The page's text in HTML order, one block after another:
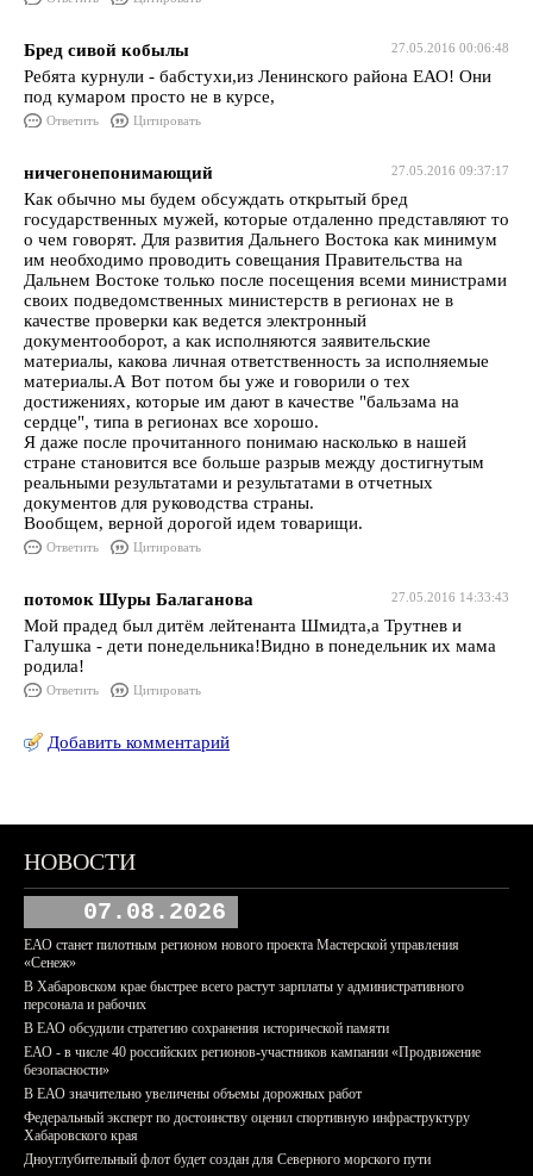
27.05.2016 00:06:48
Бред сивой кобылы
Ребята курнули - бабстухи,из Ленинского района ЕАО! Они
под кумаром просто не в курсе,
Ответить Цитировать
27.05.2016 09:37:17
ничегонепонимающий
Как обычно мы будем обсуждать открытый бред
государственных мужей, которые отдаленно представляют то
о чем говорят. Для развития Дальнего Востока как минимум
им необходимо проводить совещания Правительства на
Дальнем Востоке только после посещения всеми министрами
своих подведомственных министерств в регионах не в
качестве проверки как ведется электронный
документооборот, а как исполняются заявительские
материалы, какова личная ответственность за исполняемые
материалы.А Вот потом бы уже и говорили о тех
достижениях, которые им дают в качестве "бальзама на
сердце", типа в регионах все хорошо.
Я даже после прочитанного понимаю насколько в нашей
стране становится все больше разрыв между достигнутым
реальными результатами и результатами в отчетных
документов для руководства страны.
Вообщем, верной дорогой идем товарищи.
Ответить Цитировать
27.05.2016 14:33:43
потомок Шуры Балаганова
Мой прадед был дитём лейтенанта Шмидта,а Трутнев и
Галушка - дети понедельника!Видно в понедельник их мама
родила!
Ответить Цитировать
Добавить комментарий
НОВОСТИ
07.08.2026
ЕАО станет пилотным регионом нового проекта Мастерской управления
«Сенеж»
В Хабаровском крае быстрее всего растут зарплаты у административного
персонала и рабочих
В ЕАО обсудили стратегию сохранения исторической памяти
ЕАО - в числе 40 российских регионов-участников кампании «Продвижение
безопасности»
В ЕАО значительно увеличены объемы дорожных работ
Федеральный эксперт по достоинству оценил спортивную инфраструктуру
Хабаровского края
Дноуглубительный флот будет создан для Северного морского пути